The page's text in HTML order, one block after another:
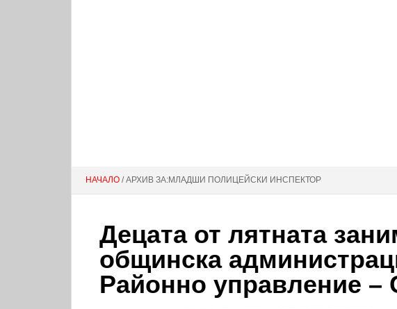
НАЧАЛО / АРХИВ ЗА:МЛАДШИ ПОЛИЦЕЙСКИ ИНСПЕКТОР
Децата от лятната
общинска
Районно управление –